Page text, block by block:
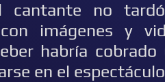
cantante no
imágenes y
habría
en el